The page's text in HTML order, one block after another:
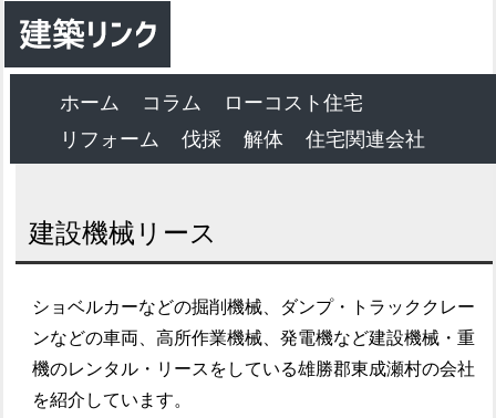
ホーム コラム
ローコスト住宅
リフォーム
伐採 解体 住宅関連会社
建設機械リース
ショベルカーなどの掘削機械、ダンプ・トラッククレー
ンなどの車両、高所作業機械、発電機など建設機械・重
機のレンタル・リースをしている雄勝郡東成瀬村の会社
を紹介しています。